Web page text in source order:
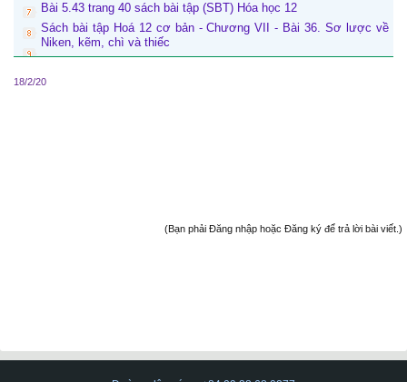
Bài 5.43 trang 40 sách bài tập (SBT) Hóa học 12
Sách bài tập Hoá 12 cơ bản - Chương VII - Bài 36. Sơ lược về
Niken, kẽm, chì và thiếc
18/2/20
(Bạn phải Đăng nhập hoặc Đăng ký để trả lời bài viết.)